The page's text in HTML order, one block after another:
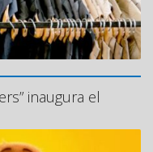
inaugura el